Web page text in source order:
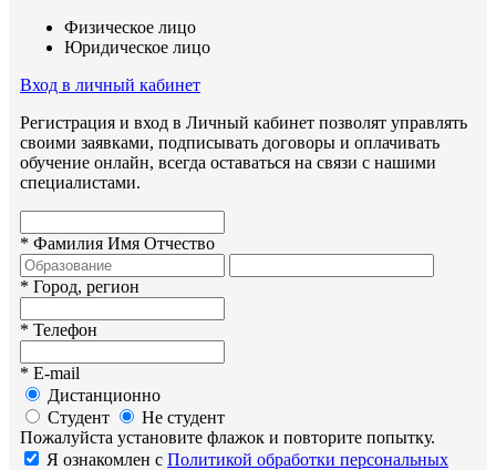
Физическое лицо
Юридическое лицо
Вход в личный кабинет
Регистрация и вход в Личный кабинет позволят управлять
своими заявками, подписывать договоры и оплачивать
обучение онлайн, всегда оставаться на связи с нашими
специалистами.
* Фамилия Имя Отчество
* Город, регион
* Телефон
* E-mail
Дистанционно
Студент
Не студент
Пожалуйста установите флажок и повторите попытку.
Я ознакомлен с Политикой обработки персональных